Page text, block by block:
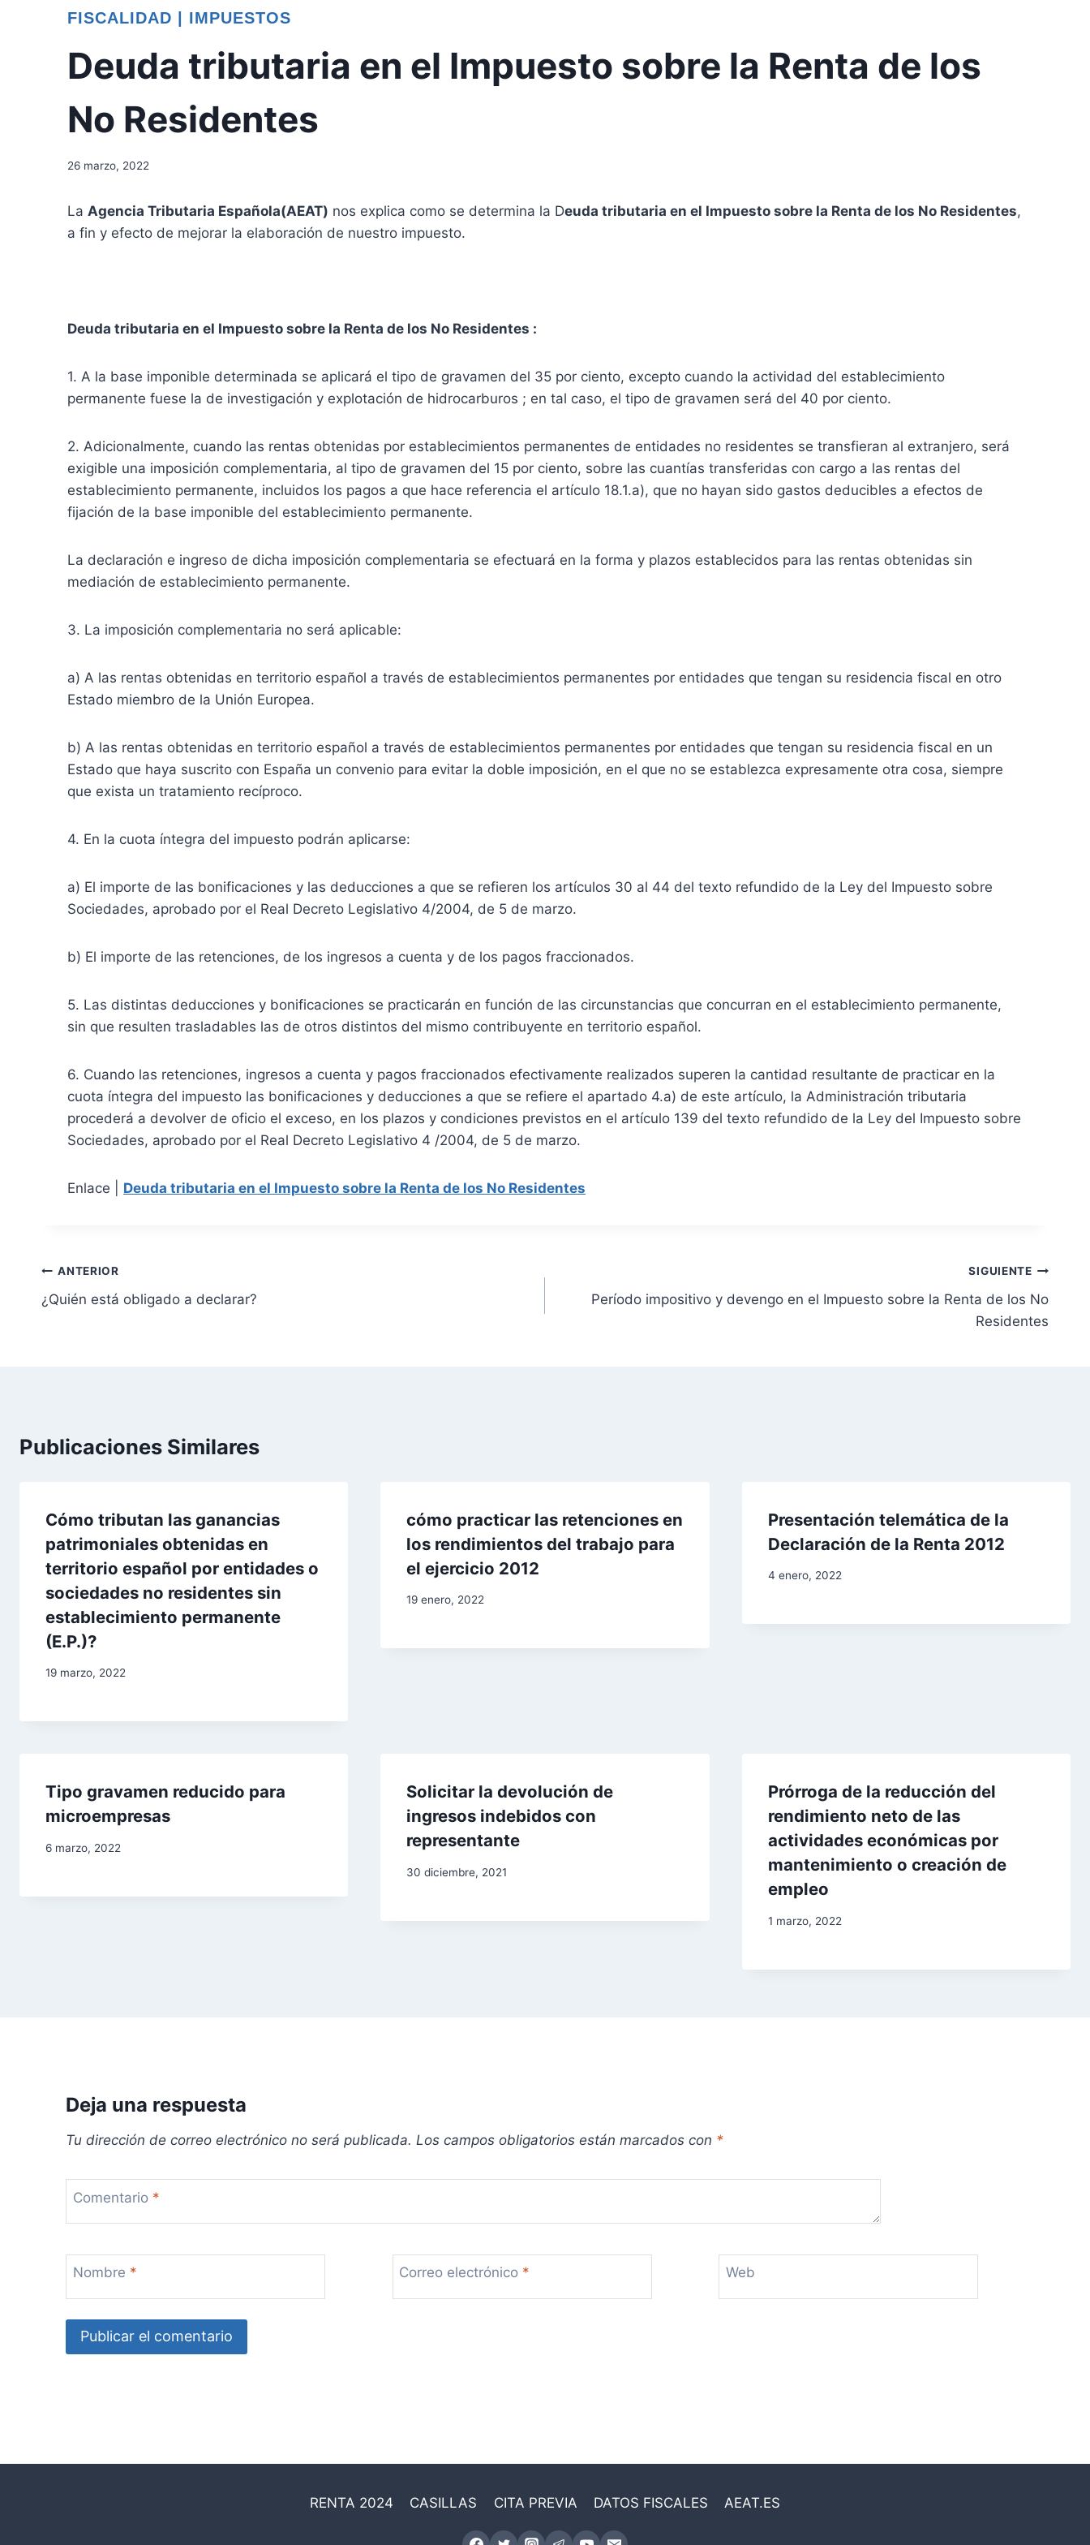
FISCALIDAD IMPUESTOS
Deuda tributaria en el Impuesto sobre la Renta de los
No Residentes
26 marzo, 2022
La Agencia Tributaria Española(AEAT) nos explica como se determina la Deuda tributaria en el Impuesto sobre la Renta de los No Residentes,
a fin y efecto de mejorar la elaboración de nuestro impuesto.
Deuda tributaria en el Impuesto sobre la Renta de los No Residentes :
1. A la base imponible determinada se aplicará el tipo de gravamen del 35 por ciento, excepto cuando la actividad del establecimiento
permanente fuese la de investigación y explotación de hidrocarburos ; en tal caso, el tipo de gravamen será del 40 por ciento.
2. Adicionalmente, cuando las rentas obtenidas por establecimientos permanentes de entidades no residentes se transfieran al extranjero, será
exigible una imposición complementaria, al tipo de gravamen del 15 por ciento, sobre las cuantías transferidas con cargo a las rentas del
establecimiento permanente, incluidos los pagos a que hace referencia el artículo 18.1.a), que no hayan sido gastos deducibles a efectos de
fijación de la base imponible del establecimiento permanente.
La declaración e ingreso de dicha imposición complementaria se efectuará en la forma y plazos establecidos para las rentas obtenidas sin
mediación de establecimiento permanente.
3. La imposición complementaria no será aplicable:
a) A las rentas obtenidas en territorio español a través de establecimientos permanentes por entidades que tengan su residencia fiscal en otro
Estado miembro de la Unión Europea.
b) A las rentas obtenidas en territorio español a través de establecimientos permanentes por entidades que tengan su residencia fiscal en un
Estado que haya suscrito con España un convenio para evitar la doble imposición, en el que no se establezca expresamente otra cosa, siempre
que exista un tratamiento recíproco.
4. En la cuota íntegra del impuesto podrán aplicarse:
a) El importe de las bonificaciones y las deducciones a que se refieren los artículos 30 al 44 del texto refundido de la Ley del Impuesto sobre
Sociedades, aprobado por el Real Decreto Legislativo 4/2004, de 5 de marzo.
b) El importe de las retenciones, de los ingresos a cuenta y de los pagos fraccionados.
5. Las distintas deducciones y bonificaciones se practicarán en función de las circunstancias que concurran en el establecimiento permanente,
sin que resulten trasladables las de otros distintos del mismo contribuyente en territorio español.
6. Cuando las retenciones, ingresos a cuenta y pagos fraccionados efectivamente realizados superen la cantidad resultante de practicar en la
cuota íntegra del impuesto las bonificaciones y deducciones a que se refiere el apartado 4.a) de este artículo, la Administración tributaria
procederá a devolver de oficio el exceso, en los plazos y condiciones previstos en el artículo 139 del texto refundido de la Ley del Impuesto sobre
Sociedades, aprobado por el Real Decreto Legislativo 4 /2004, de 5 de marzo.
Enlace | Deuda tributaria en el Impuesto sobre la Renta de los No Residentes
N
a
a
i
ó
n
d
e
e
n
r
a
d
a
ANTERIOR
¿Quién está obligado a declarar?
SIGUIENTE
Período impositivo y devengo en el Impuesto sobre la Renta de los No
Residentes
Publicaciones Similares
Cómo tributan las ganancias
patrimoniales obtenidas en
territorio español por entidades o
sociedades no residentes sin
establecimiento permanente
(E.P.)?
19 marzo, 2022
cómo practicar las retenciones en
los rendimientos del trabajo para
el ejercicio 2012
19 enero, 2022
Presentación telemática de la
Declaración de la Renta 2012
4 enero, 2022
Tipo gravamen reducido para
microempresas
6 marzo, 2022
Solicitar la devolución de
ingresos indebidos con
representante
30 diciembre, 2021
Prórroga de la reducción del
rendimiento neto de las
actividades económicas por
mantenimiento o creación de
empleo
1 marzo, 2022
Deja una respuesta
Tu dirección de correo electrónico no será publicada. Los campos obligatorios están marcados con *
Comentario *
Nombre * Correo electrónico * Web
RENTA 2024 CASILLAS CITA PREVIA DATOS FISCALES AEAT.ES